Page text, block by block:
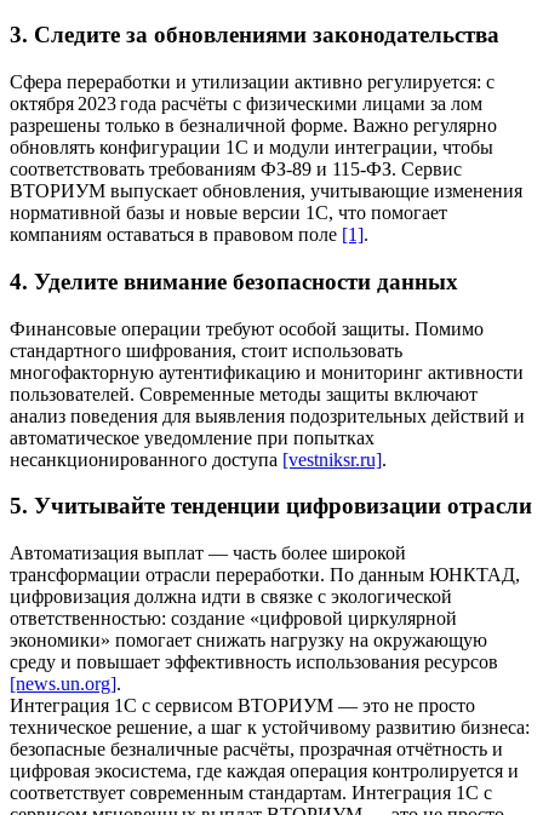
3. Следите за обновлениями законодательства
Сфера переработки и утилизации активно регулируется: с
октября 2023 года расчёты с физическими лицами за лом
разрешены только в безналичной форме. Важно регулярно
обновлять конфигурации 1С и модули интеграции, чтобы
соответствовать требованиям ФЗ‑89 и 115‑ФЗ. Сервис
ВТОРИУМ выпускает обновления, учитывающие изменения
нормативной базы и новые версии 1С, что помогает
компаниям оставаться в правовом поле [1].
4. Уделите внимание безопасности данных
Финансовые операции требуют особой защиты. Помимо
стандартного шифрования, стоит использовать
многофакторную аутентификацию и мониторинг активности
пользователей. Современные методы защиты включают
анализ поведения для выявления подозрительных действий и
автоматическое уведомление при попытках
несанкционированного доступа [vestniksr.ru].
5. Учитывайте тенденции цифровизации отрасли
Автоматизация выплат — часть более широкой
трансформации отрасли переработки. По данным ЮНКТАД,
цифровизация должна идти в связке с экологической
ответственностью: создание «цифровой циркулярной
экономики» помогает снижать нагрузку на окружающую
среду и повышает эффективность использования ресурсов
[news.un.org].
Интеграция 1С с сервисом ВТОРИУМ — это не просто
техническое решение, а шаг к устойчивому развитию бизнеса:
безопасные безналичные расчёты, прозрачная отчётность и
цифровая экосистема, где каждая операция контролируется и
соответствует современным стандартам. Интеграция 1С с